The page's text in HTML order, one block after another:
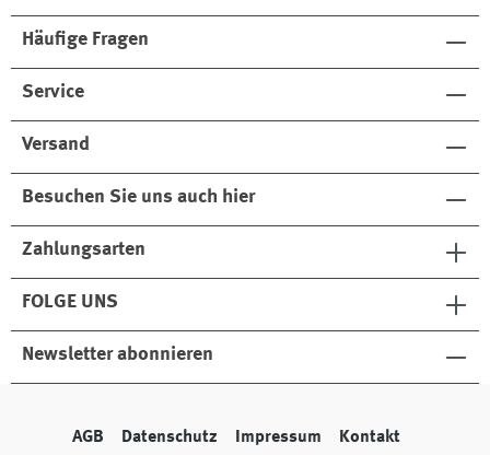
Häufige Fragen
Service
Versand
Besuchen Sie uns auch hier
Zahlungsarten
FOLGE UNS
Newsletter abonnieren
AGB Datenschutz Impressum Kontakt